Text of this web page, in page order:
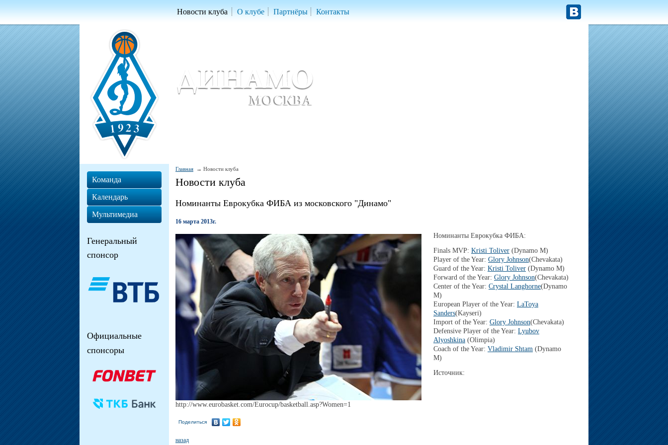
Новости клуба О клубе Партнёры Контакты
Главная Новости клуба
Новости клуба
Номинанты Еврокубка ФИБА из московского "Динамо"
16 марта 2013г.
Номинанты Еврокубка ФИБА:
Finals MVP: Kristi Toliver (Dynamo M)
Player of the Year: Glory Johnson(Chevakata)
Guard of the Year: Kristi Toliver (Dynamo M)
Forward of the Year: Glory Johnson(Chevakata)
Center of the Year: Crystal Langhorne(Dynamo
M)
European Player of the Year: LaToya
Sanders(Kayseri)
Import of the Year: Glory Johnson(Chevakata)
Defensive Player of the Year: Lyubov
Alyoshkina (Olimpia)
Coach of the Year: Vladimir Shtam (Dynamo
M)
Источник:
http://www.eurobasket.com/Eurocup/basketball.asp?Women=1
Поделиться
назад
Команда
Календарь
Мультимедиа
Генеральный
спонсор
Официальные
спонсоры